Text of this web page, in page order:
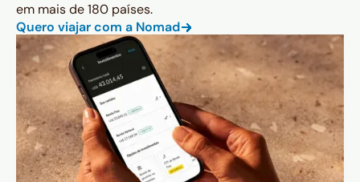
em mais de 180 países.
Quero viajar com a Nomad